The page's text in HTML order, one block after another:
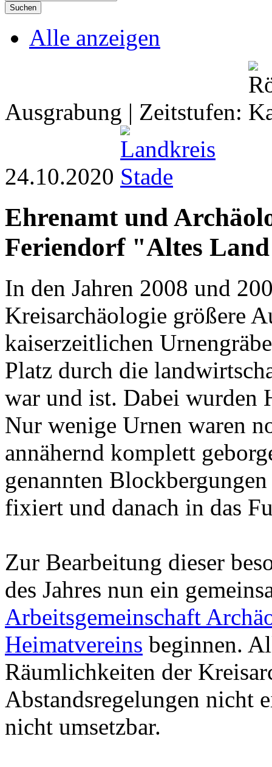
Suchen
Alle anzeigen
Ausgrabung | Zeitstufen:
24.10.2020
Ehrenamt und
Feriendorf "Altes
In den Jahren 2008 und
Kreisarchäologie größere
kaiserzeitlichen
Platz durch die
war und ist. Dabei wurden
Nur wenige Urnen waren
annähernd komplett
genannten
fixiert und danach in das
Zur Bearbeitung dieser
des Jahres nun ein
Arbeitsgemeinschaft
Heimatvereins beginnen.
Räumlichkeiten der
Abstandsregelungen nicht
nicht umsetzbar.